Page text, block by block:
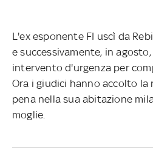
L'ex esponente FI uscì da
e successivamente, in
intervento d'urgenza per
Ora i giudici hanno accolto la
pena nella sua abitazione
moglie.